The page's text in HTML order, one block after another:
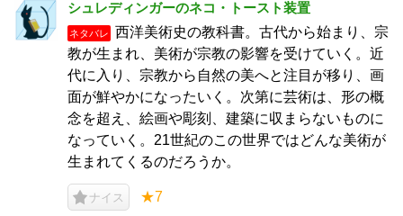
シュレディンガーのネコ・トースト装置
ネタバレ
西洋美術史の教科書。古代から始まり、宗
教が生まれ、美術が宗教の影響を受けていく。近
代に入り、宗教から自然の美へと注目が移り、画
面が鮮やかになったいく。次第に芸術は、形の概
念を超え、絵画や彫刻、建築に収まらないものに
なっていく。21世紀のこの世界ではどんな美術が
生まれてくるのだろうか。
ナイス ★7